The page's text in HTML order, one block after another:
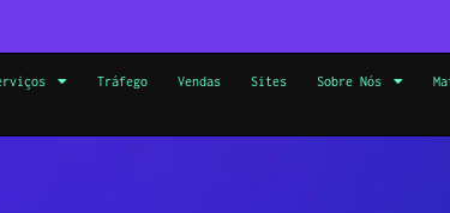
Tráfego Vendas Sites Sobre Nós